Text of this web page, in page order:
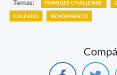
Temas: HUMULES CHALLENGE
CALZADO RENDIMIENTO